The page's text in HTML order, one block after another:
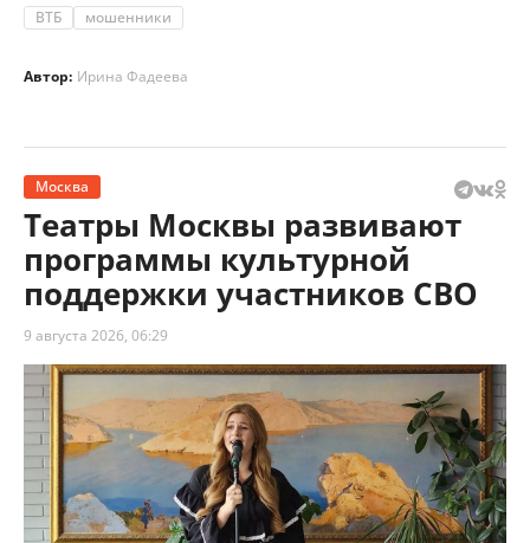
ВТБ мошенники
Автор: Ирина Фадеева
Москва
Театры Москвы развивают
программы культурной
поддержки участников СВО
9 августа 2026, 06:29